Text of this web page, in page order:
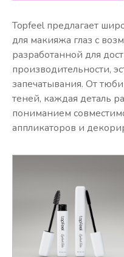
Topfeel предлагает
для макияжа глаз с
разработанной для
производительности,
запечатывания. От
теней, каждая деталь
пониманием
аппликаторов и